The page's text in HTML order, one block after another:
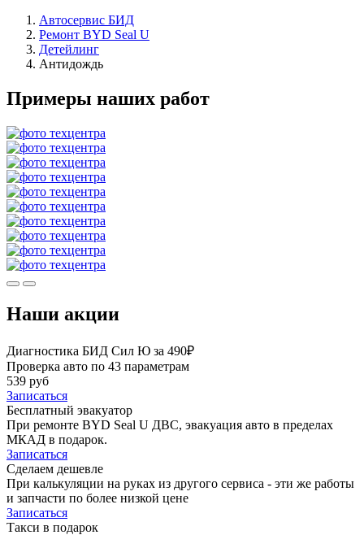
Автосервис БИД
Ремонт BYD Seal U
Детейлинг
Антидождь
Примеры наших работ
Наши акции
Диагностика БИД Сил Ю за 490₽
Проверка авто по 43 параметрам
539 руб
Записаться
Бесплатный эвакуатор
При ремонте BYD Seal U ДВС, эвакуация авто в пределах
МКАД в подарок.
Записаться
Сделаем дешевле
При калькуляции на руках из другого сервиса - эти же работы
и запчасти по более низкой цене
Записаться
Такси в подарок